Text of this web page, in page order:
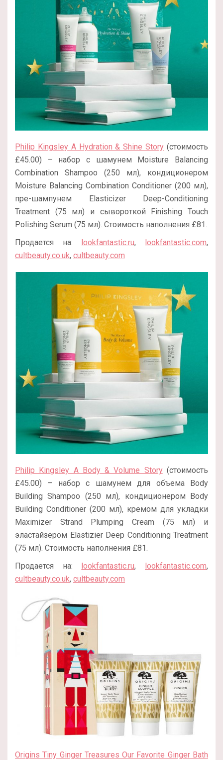
Philip Kingsley A Hydration & Shine Story (стоимость
£45.00) – набор с шамунем Moisture Balancing
Combination Shampoo (250 мл), кондиционером
Moisture Balancing Combination Conditioner (200 мл),
пре-шампунем Elasticizer Deep-Conditioning
Treatment (75 мл) и сывороткой Finishing Touch
Polishing Serum (75 мл). Стоимость наполнения £81.
Продается на:
lookfantastic.ru, lookfantastic.com,
cultbeauty.co.uk, cultbeauty.com
Philip Kingsley A Body & Volume Story(стоимость
£45.00) – набор с шамунем для объема Body
Building Shampoo (250 мл), кондиционером Body
Building Conditioner (200 мл), кремом для укладки
Maximizer Strand Plumping Cream (75 мл) и
эластайзером Elastizier Deep Conditioning Treatment
(75 мл). Стоимость наполнения £81.
Продается на: lookfantastic.ru, lookfantastic.com,
cultbeauty.co.uk, cultbeauty.com
Origins Tiny Ginger Treasures Our Favorite Ginger Bath